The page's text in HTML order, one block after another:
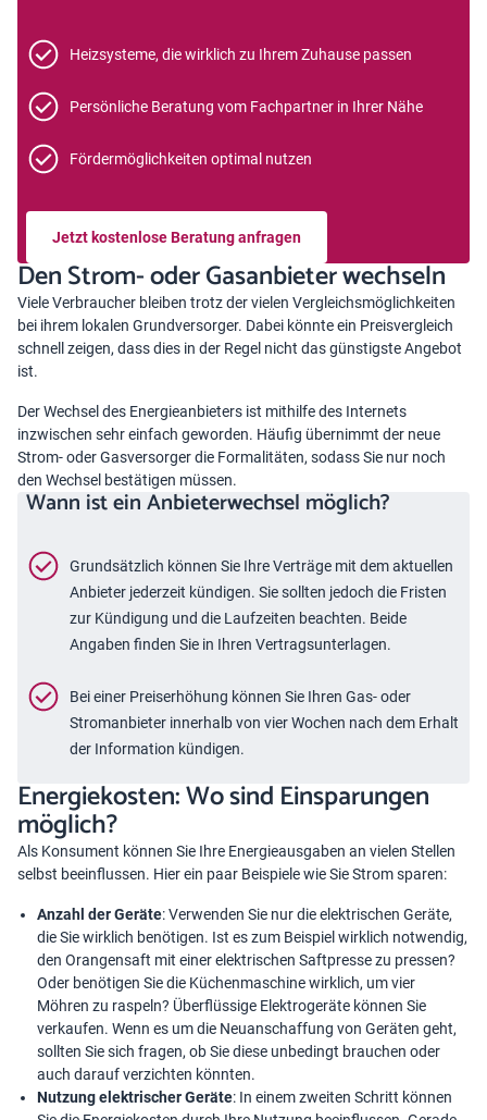
Heizsysteme, die wirklich zu Ihrem Zuhause passen
Persönliche Beratung vom Fachpartner in Ihrer Nähe
Fördermöglichkeiten optimal nutzen
Jetzt kostenlose Beratung anfragen
Den Strom- oder Gasanbieter wechseln
Viele Verbraucher bleiben trotz der vielen Vergleichsmöglichkeiten
bei ihrem lokalen Grundversorger. Dabei könnte ein Preisvergleich
schnell zeigen, dass dies in der Regel nicht das günstigste Angebot
ist.
Der Wechsel des Energieanbieters ist mithilfe des Internets
inzwischen sehr einfach geworden. Häufig übernimmt der neue
Strom- oder Gasversorger die Formalitäten, sodass Sie nur noch
den Wechsel bestätigen müssen.
Wann ist ein Anbieterwechsel möglich?
Grundsätzlich können Sie Ihre Verträge mit dem aktuellen
Anbieter jederzeit kündigen. Sie sollten jedoch die Fristen
zur Kündigung und die Laufzeiten beachten. Beide
Angaben finden Sie in Ihren Vertragsunterlagen.
Bei einer Preiserhöhung können Sie Ihren Gas- oder
Stromanbieter innerhalb von vier Wochen nach dem Erhalt
der Information kündigen.
Energiekosten: Wo sind Einsparungen
möglich?
Als Konsument können Sie Ihre Energieausgaben an vielen Stellen
selbst beeinflussen. Hier ein paar Beispiele wie Sie Strom sparen:
Anzahl der Geräte: Verwenden Sie nur die elektrischen Geräte,
die Sie wirklich benötigen. Ist es zum Beispiel wirklich notwendig,
den Orangensaft mit einer elektrischen Saftpresse zu pressen?
Oder benötigen Sie die Küchenmaschine wirklich, um vier
Möhren zu raspeln? Überflüssige Elektrogeräte können Sie
verkaufen. Wenn es um die Neuanschaffung von Geräten geht,
sollten Sie sich fragen, ob Sie diese unbedingt brauchen oder
auch darauf verzichten könnten.
Nutzung elektrischer Geräte: In einem zweiten Schritt können